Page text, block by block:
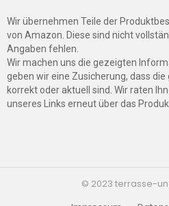
Wir übernehmen Teile der
von Amazon. Diese sind nicht
Angaben fehlen.
Wir machen uns die gezeigten
geben wir eine Zusicherung, dass
korrekt oder aktuell sind. Wir raten
unseres Links erneut über das
© 2023 terrasse-